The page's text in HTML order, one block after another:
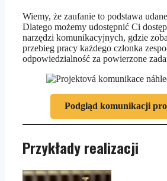
Wiemy, że zaufanie to podstawa
Dlatego możemy udostępnić Ci
narzędzi komunikacyjnych, gdzie
przebieg pracy każdego członka
odpowiedzialność za powierzone
Podgląd komunikacji
Przykłady realizacji